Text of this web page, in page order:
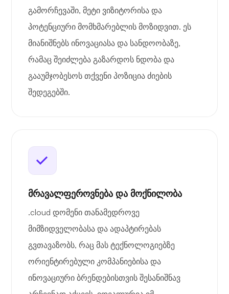
გამორჩევაში, მეტი ვიზიტორისა და
პოტენციური მომხმარებლის მოზიდვით. ეს
მიანიშნებს ინოვაციასა და სანდოობაზე,
რამაც შეიძლება გაზარდოს ნდობა და
გააუმჯობესოს თქვენი პოზიცია ძიების
შედეგებში.
მრავალფეროვნება და მოქნილობა
.cloud დომენი თანამედროვე
მიმზიდველობასა და ადაპტირებას
გვთავაზობს, რაც მას ტექნოლოგიებზე
ორიენტირებული კომპანიებისა და
ინოვაციური ბრენდებისთვის შესანიშნავ